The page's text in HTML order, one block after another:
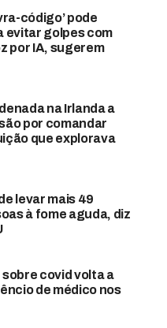
código’ pode
evitar golpes com
por IA, sugerem
na Irlanda a
por comandar
que explorava
levar mais 49
à fome aguda, diz
covid volta a
de médico nos